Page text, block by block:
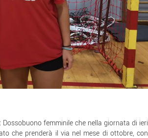
femminile che nella giornata di ieri
che prenderà il via nel mese di ottobre, con